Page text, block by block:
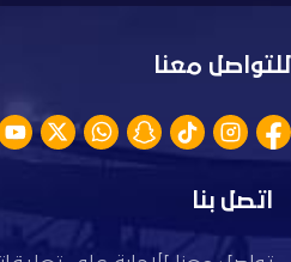
للتواصل معنا
اتصل بنا